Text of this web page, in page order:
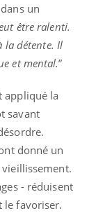
un
être ralenti.
la détente. Il
et mental.”
appliqué la
savant
donné un
- réduisent
le favoriser.